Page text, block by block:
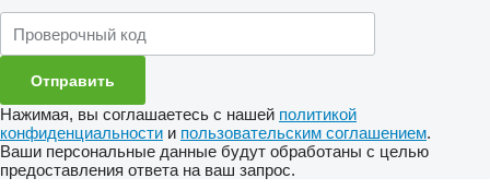
Нажимая, вы соглашаетесь с нашей политикой
конфиденциальности и пользовательским соглашением.
Ваши персональные данные будут обработаны с целью
предоставления ответа на ваш запрос.